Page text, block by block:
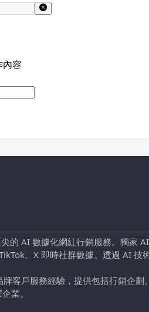
內容
的 AI 數據化網紅行銷服務。獨家
、X 即時社群數據。透過 AI
客戶服務經驗，提供包括行銷企
業。